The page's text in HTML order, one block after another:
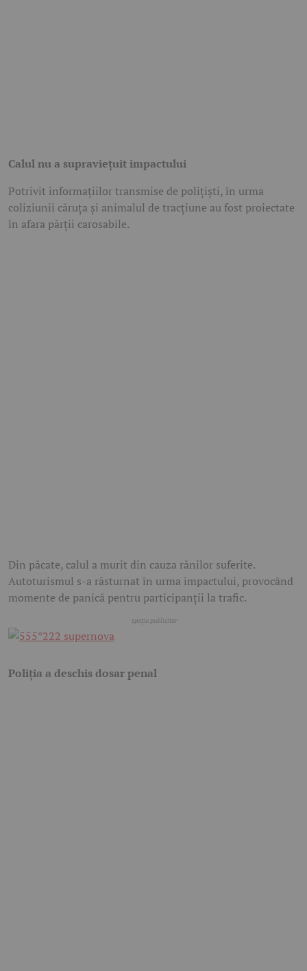
Calul nu a supraviețuit impactului
Potrivit informațiilor transmise de polițiști, în urma
coliziunii căruța și animalul de tracțiune au fost proiectate
în afara părții carosabile.
Din păcate, calul a murit din cauza rănilor suferite.
Autoturismul s-a răsturnat în urma impactului, provocând
momente de panică pentru participanții la trafic.
Poliția a deschis dosar penal